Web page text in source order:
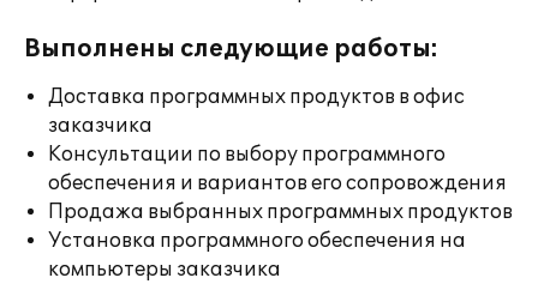
Выполнены следующие работы:
Доставка программных продуктов в офис
заказчика
Консультации по выбору программного
обеспечения и вариантов его сопровождения
Продажа выбранных программных продуктов
Установка программного обеспечения на
компьютеры заказчика